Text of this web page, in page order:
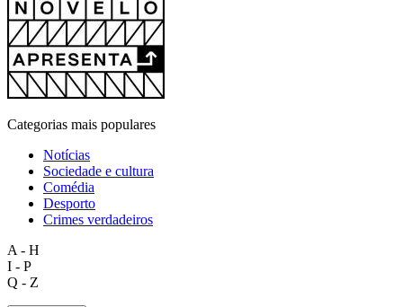
Categorias mais populares
Notícias
Sociedade e cultura
Comédia
Desporto
Crimes verdadeiros
A - H
I - P
Q - Z